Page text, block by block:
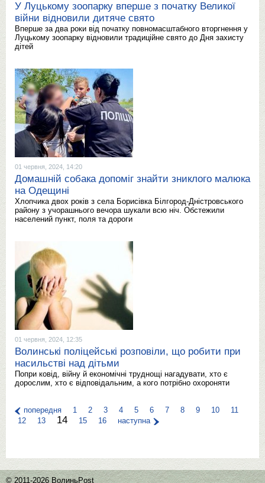
У Луцькому зоопарку вперше з початку Великої
війни відновили дитяче свято
Вперше за два роки від початку повномасштабного вторгнення у
Луцькому зоопарку відновили традиційне свято до Дня захисту
дітей
01 червня, 2024, 14:20
Домашній собака допоміг знайти зниклого малюка
на Одещині
Хлопчика двох років з села Борисівка Білгород-Дністровського
району з учорашнього вечора шукали всю ніч. Обстежили
населений пункт, поля та дороги
01 червня, 2024, 12:35
Волинські поліцейські розповіли, що робити при
насильстві над дітьми
Попри ковід, війну й економічні труднощі нагадувати, хто є
дорослим, хто є відповідальним, а кого потрібно охороняти
попередня 1 2 3 4 5 6 7 8 9 10
11
12
13 14 15 16 наступна
© 2011-2026 ВолиньPost